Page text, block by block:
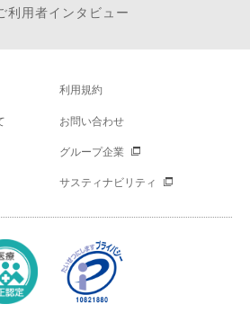
利用者インタビュー
利用規約
お問い合わせ
グループ企業
サスティナビリティ